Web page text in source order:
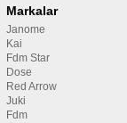
Markalar
Janome
Kai
Fdm Star
Dose
Red Arrow
Juki
Fdm